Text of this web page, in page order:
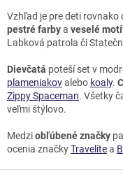
Vzhľad je pre deti
pestré farbya veselé
Labková patrola či
Dievčatá poteší set v
plameniakovalebo koaly.
Zippy Spaceman. Všetky
veľmi štýlovo.
Medziobľúbené značky
ocenia značkyTravelitea